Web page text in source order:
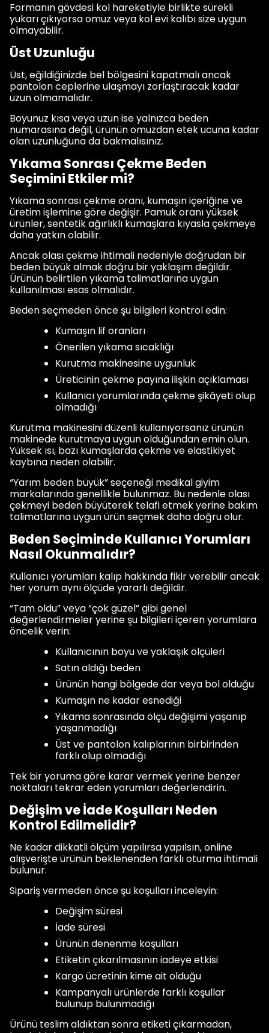
Formanın gövdesi kol hareketiyle birlikte sürekli
yukarı çıkıyorsa omuz veya kol evi kalıbı size uygun
olmayabilir.
Üst Uzunluğu
Üst, eğildiğinizde bel bölgesini kapatmalı ancak
pantolon ceplerine ulaşmayı zorlaştıracak kadar
uzun olmamalıdır.
Boyunuz kısa veya uzun ise yalnızca beden
numarasına değil, ürünün omuzdan etek ucuna kadar
olan uzunluğuna da bakmalısınız.
Yıkama Sonrası Çekme Beden
Seçimini Etkiler mi?
Yıkama sonrası çekme oranı, kumaşın içeriğine ve
üretim işlemine göre değişir. Pamuk oranı yüksek
ürünler, sentetik ağırlıklı kumaşlara kıyasla çekmeye
daha yatkın olabilir.
Ancak olası çekme ihtimali nedeniyle doğrudan bir
beden büyük almak doğru bir yaklaşım değildir.
Ürünün belirtilen yıkama talimatlarına uygun
kullanılması esas olmalıdır.
Beden seçmeden önce şu bilgileri kontrol edin:
Kumaşın lif oranları
Önerilen yıkama sıcaklığı
Kurutma makinesine uygunluk
Üreticinin çekme payına ilişkin açıklaması
Kullanıcı yorumlarında çekme şikâyeti olup
olmadığı
Kurutma makinesini düzenli kullanıyorsanız ürünün
makinede kurutmaya uygun olduğundan emin olun.
Yüksek ısı, bazı kumaşlarda çekme ve elastikiyet
kaybına neden olabilir.
“Yarım beden büyük” seçeneği medikal giyim
markalarında genellikle bulunmaz. Bu nedenle olası
çekmeyi beden büyüterek telafi etmek yerine bakım
talimatlarına uygun ürün seçmek daha doğru olur.
Beden Seçiminde Kullanıcı Yorumları
Nasıl Okunmalıdır?
Kullanıcı yorumları kalıp hakkında fikir verebilir ancak
her yorum aynı ölçüde yararlı değildir.
“Tam oldu” veya “çok güzel” gibi genel
değerlendirmeler yerine şu bilgileri içeren yorumlara
öncelik verin:
Kullanıcının boyu ve yaklaşık ölçüleri
Satın aldığı beden
Ürünün hangi bölgede dar veya bol olduğu
Kumaşın ne kadar esnediği
Yıkama sonrasında ölçü değişimi yaşanıp
yaşanmadığı
Üst ve pantolon kalıplarının birbirinden
farklı olup olmadığı
Tek bir yoruma göre karar vermek yerine benzer
noktaları tekrar eden yorumları değerlendirin.
Değişim ve İade Koşulları Neden
Kontrol Edilmelidir?
Ne kadar dikkatli ölçüm yapılırsa yapılsın, online
alışverişte ürünün beklenenden farklı oturma ihtimali
bulunur.
Sipariş vermeden önce şu koşulları inceleyin:
Değişim süresi
İade süresi
Ürünün denenme koşulları
Etiketin çıkarılmasının iadeye etkisi
Kargo ücretinin kime ait olduğu
Kampanyalı ürünlerde farklı koşullar
bulunup bulunmadığı
Ürünü teslim aldıktan sonra etiketi çıkarmadan,